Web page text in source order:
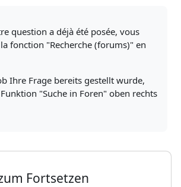
question a déjà été posée, vous
fonction "Recherche (forums)" en
Ihre Frage bereits gestellt wurde,
"Suche in Foren" oben rechts
Fortsetzen